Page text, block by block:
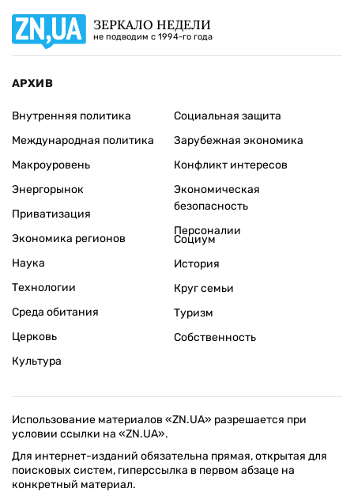
ЗЕРКАЛО НЕДЕЛИ
не подводим с 1994-го года
АРХИВ
Внутренняя политика
Международная политика
Макроуровень
Энергорынок
Приватизация
Экономика регионов
Социальная защита
Зарубежная экономика
Конфликт интересов
Экономическая
безопасность
Персоналии
Наука
Технологии
Среда обитания
Церковь
Культура
Социум
История
Круг семьи
Туризм
Собственность
Использование материалов «ZN.UA» разрешается при
условии ссылки на «ZN.UA».
Для интернет-изданий обязательна прямая, открытая для
поисковых систем, гиперссылка в первом абзаце на
конкретный материал.